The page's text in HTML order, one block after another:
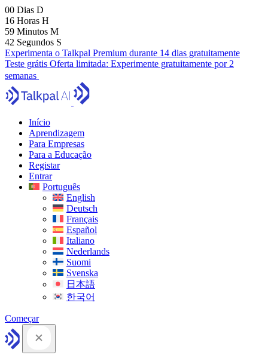
00 Dias D
16 Horas H
59 Minutos M
41 Segundos S
Experimenta o Talkpal Premium durante 14 dias gratuitamente
Teste grátis Oferta limitada: Experimente gratuitamente por 2
semanas
Início
Aprendizagem
Para Empresas
Para a Educação
Registar
Entrar
Português
English
Deutsch
Français
Español
Italiano
Nederlands
Suomi
Svenska
日本語
한국어
Começar